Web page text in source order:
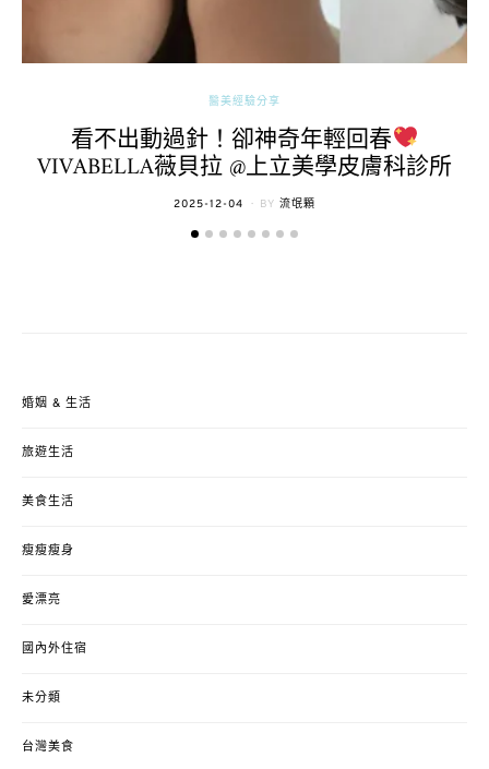
醫美經驗分享
看不出動過針！卻神奇年輕回春
VIVABELLA薇貝拉 @上立美學皮膚科診所
POSTED
2025-12-04 BY 流氓顆
婚姻 & 生活
旅遊生活
美食生活
瘦瘦瘦身
愛漂亮
國內外住宿
未分類
台灣美食